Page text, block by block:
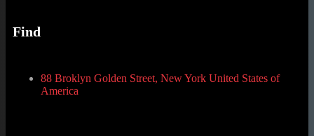
Find
88 Broklyn Golden Street, New York United States of
America